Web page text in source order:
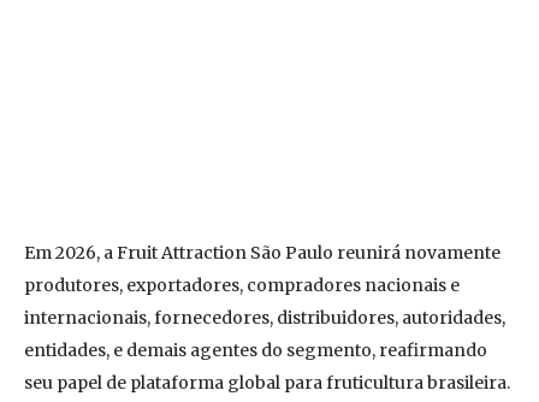
Em 2026, a Fruit Attraction São Paulo reunirá novamente
produtores, exportadores, compradores nacionais e
internacionais, fornecedores, distribuidores, autoridades,
entidades, e demais agentes do segmento, reafirmando
seu papel de plataforma global para fruticultura brasileira.